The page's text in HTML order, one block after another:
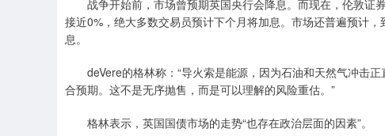
战争开始前，市场曾预期英国央行会降息。而现在，伦敦证
接近0%，绝大多数交易员预计下个月将加息。市场还普遍预计
息。
deVere的格林称：“导火索是能源，因为石油和天然气冲击
合预期。这不是无序抛售，而是可以理解的风险重估。”
格林表示，英国国债市场的走势“也存在政治层面的因素”。